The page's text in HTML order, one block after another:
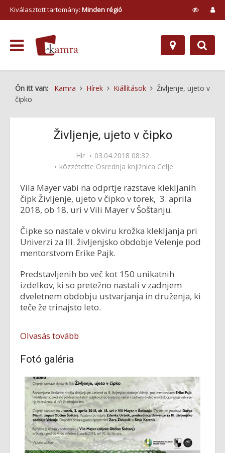
Kiválasztott tartomány: Minden régió
Ön itt van: Kamra Hírek Kiállítások
Življenje, ujeto v
čipko
Življenje, ujeto v čipko
Hír
03.04.2018 08:32
közzétette Osrednja knjižnica Celje
Vila Mayer vabi na odprtje razstave klekljanih
čipk Življenje, ujeto v čipko v torek, 3. aprila
2018, ob 18. uri v Vili Mayer v Šoštanju.
Čipke so nastale v okviru krožka klekljanja pri
Univerzi za III. življenjsko obdobje Velenje pod
mentorstvom Erike Pajk.
Predstavljenih bo več kot 150 unikatnih
izdelkov, ki so pretežno nastali v zadnjem
dveletnem obdobju ustvarjanja in druženja, ki
teče že trinajsto leto.
Olvasás tovább
Fotó galéria